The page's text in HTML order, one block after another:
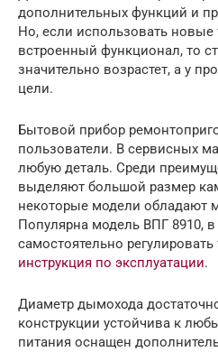
дополнительных функций и
Но, если использовать новые
встроенный функционал, то
значительно возрастет, а у
цели.
Бытовой прибор
пользователи. В сервисных
любую деталь. Среди
выделяют большой размер
некоторые модели обладают
Популярна модель ВПГ 8910,
самостоятельно регулировать
инструкция по эксплуатации.
Диаметр дымохода
конструкции устойчива к
питания оснащен